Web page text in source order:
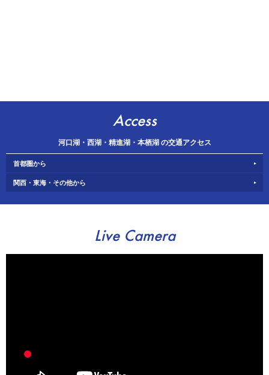
Access
河口湖・西湖・精進湖・本栖湖 の交通アクセス
首都圏から
関西・東海・その他から
Live Camera